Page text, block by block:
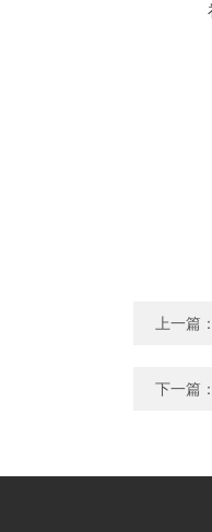
上一篇
下一篇